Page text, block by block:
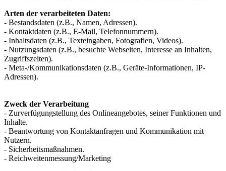
Arten der verarbeiteten Daten:
- Bestandsdaten (z.B., Namen, Adressen).
- Kontaktdaten (z.B., E-Mail, Telefonnummern).
- Inhaltsdaten (z.B., Texteingaben, Fotografien, Videos).
- Nutzungsdaten (z.B., besuchte Webseiten, Interesse an Inhalten,
Zugriffszeiten).
- Meta-/Kommunikationsdaten (z.B., Geräte-Informationen, IP-
Adressen).
Zweck der Verarbeitung
- Zurverfügungstellung des Onlineangebotes, seiner Funktionen und
Inhalte.
- Beantwortung von Kontaktanfragen und Kommunikation mit
Nutzern.
- Sicherheitsmaßnahmen.
- Reichweitenmessung/Marketing